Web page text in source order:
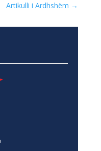
Artikulli i Ardhshëm →